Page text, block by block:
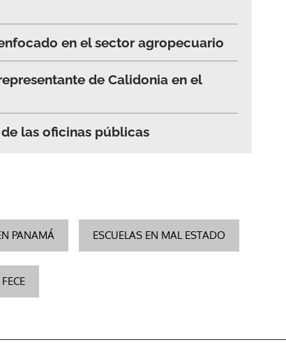
en el sector agropecuario
de Calidonia en el
las oficinas públicas
PANAMÁ ESCUELAS EN MAL ESTADO
FECE